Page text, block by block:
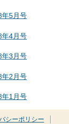
5月号
4月号
3月号
2月号
1月号
シーポリシー